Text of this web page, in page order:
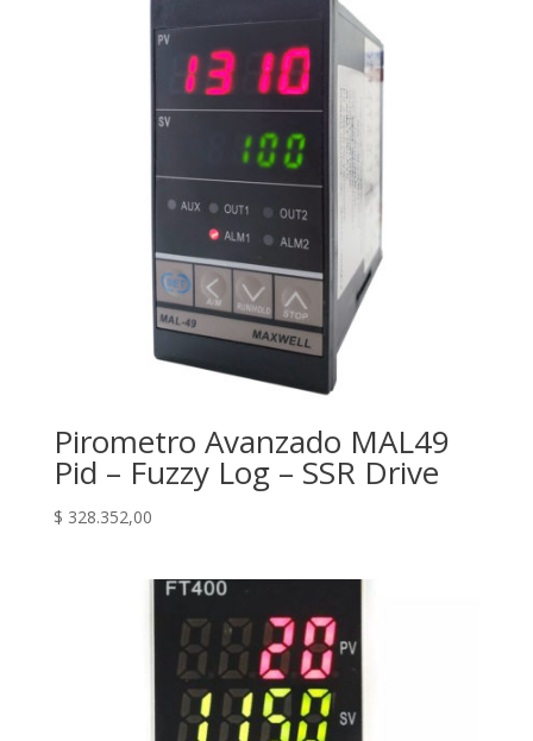
Pirometro Avanzado MAL49
Pid – Fuzzy Log – SSR Drive
$ 328.352,00